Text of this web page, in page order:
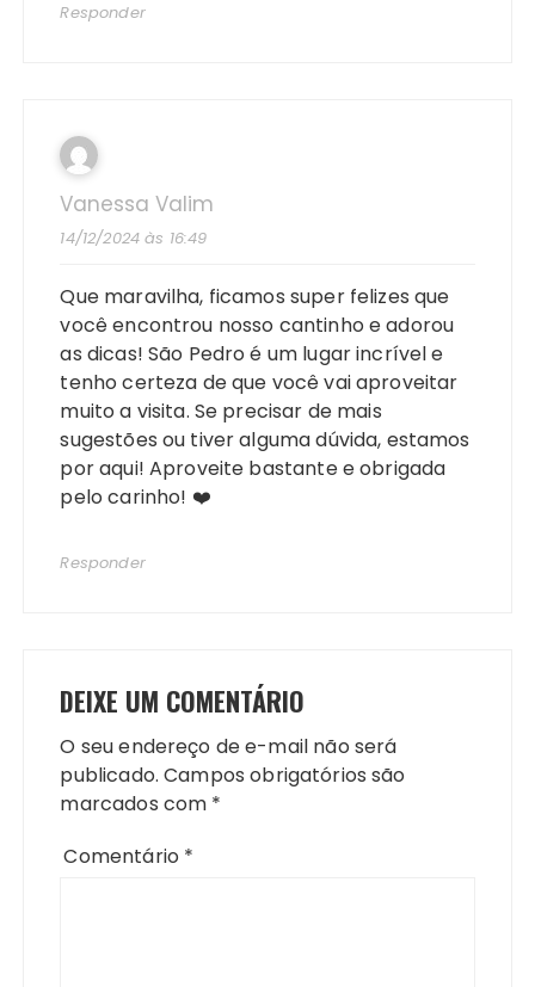
Responder
Vanessa Valim
14/12/2024 às 16:49
Que maravilha, ficamos super felizes que
você encontrou nosso cantinho e adorou
as dicas! São Pedro é um lugar incrível e
tenho certeza de que você vai aproveitar
muito a visita. Se precisar de mais
sugestões ou tiver alguma dúvida, estamos
por aqui! Aproveite bastante e obrigada
pelo carinho! ❤️
Responder
DEIXE UM COMENTÁRIO
O seu endereço de e-mail não será
publicado. Campos obrigatórios são
marcados com *
Comentário *